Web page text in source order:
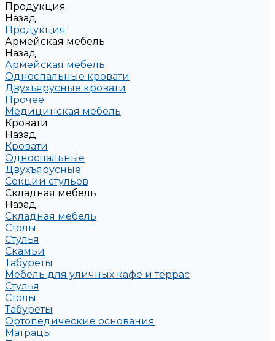
Продукция
Назад
Продукция
Армейская мебель
Назад
Армейская мебель
Односпальные кровати
Двухъярусные кровати
Прочее
Медицинская мебель
Кровати
Назад
Кровати
Односпальные
Двухъярусные
Секции стульев
Складная мебель
Назад
Складная мебель
Столы
Стулья
Скамьи
Табуреты
Мебель для уличных кафе и террас
Стулья
Столы
Табуреты
Ортопедические основания
Матрацы